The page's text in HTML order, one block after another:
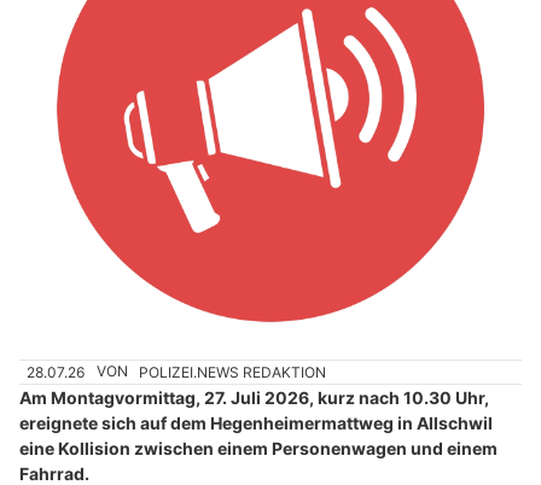
28.07.26 VON POLIZEI.NEWS REDAKTION
Am Montagvormittag, 27. Juli 2026, kurz nach 10.30 Uhr,
ereignete sich auf dem Hegenheimermattweg in Allschwil
eine Kollision zwischen einem Personenwagen und einem
Fahrrad.